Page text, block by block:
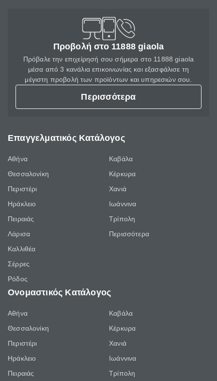
Προβολή στο 11888 giaola
Πρόβαλε την επιχείρησή σου σήμερα στο 11888 giaola
μέσα από 3 κανάλια επικοινωνίας και εξασφάλισε τη
μέγιστη προβολή των προϊόντων και υπηρεσιών σου.
Περισσότερα
Επαγγελματικός Κατάλογος
Αθήνα
Θεσσαλονίκη
Περιστέρι
Ηράκλειο
Πειραιάς
Λάρισα
Καλλιθέα
Σέρρες
Ρόδος
Καβάλα
Κέρκυρα
Χανιά
Ιωάννινα
Τρίπολη
Περισσότερα
Ονομαστικός Κατάλογος
Αθήνα
Θεσσαλονίκη
Περιστέρι
Ηράκλειο
Πειραιάς
Καβάλα
Κέρκυρα
Χανιά
Ιωάννινα
Τρίπολη